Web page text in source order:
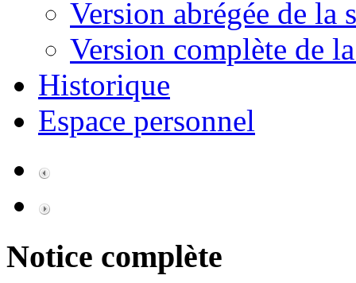
Version abrégée de la
Version complète de
Historique
Espace personnel
Notice complète